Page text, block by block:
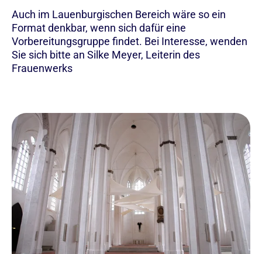
Auch im Lauenburgischen Bereich wäre so ein
Format denkbar, wenn sich dafür eine
Vorbereitungsgruppe findet. Bei Interesse, wenden
Sie sich bitte an Silke Meyer, Leiterin des
Frauenwerks